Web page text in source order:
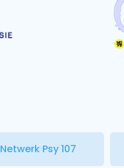
Netwerk Psy 107